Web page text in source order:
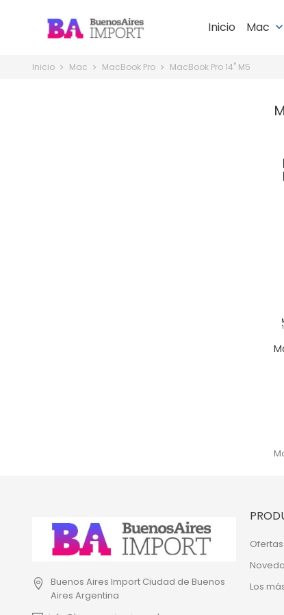
Inicio Mac keyboard_arrow_down
Inicio Mac MacBook Pro MacBook Pro 14" M5
Buenos Aires Import Ciudad de Buenos
Aires Argentina
Ofertas
Los